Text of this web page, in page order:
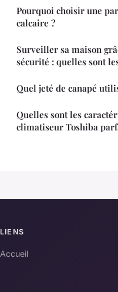
Pourquoi choisir une
calcaire ?
Surveiller sa maison
sécurité : quelles sont
Quel jeté de canapé
Quelles sont les
climatiseur Toshiba
LIENS
Accueil